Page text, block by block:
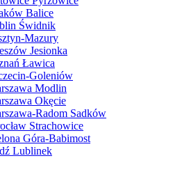
Balice
Świdnik
Mazury
Jesionka
Ławica
Goleniów
Modlin
Okęcie
Radom Sadków
Strachowice
Góra-Babimost
Lublinek